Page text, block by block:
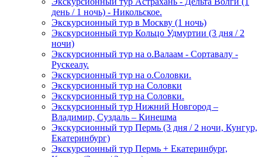
день / 1 ночь) - Никольское.
Экскурсионный тур в Москву (1 ночь)
Экскурсионный тур Кольцо Удмуртии (3 дня / 2
ночи)
Экскурсионный тур на о.Валаам - Сортавалу -
Рускеалу.
Экскурсионный тур на о.Соловки.
Экскурсионный тур на Соловки
Экскурсионный тур на Соловки.
Экскурсионный тур Нижний Новгород –
Владимир, Суздаль – Кинешма
Экскурсионный тур Пермь (3 дня / 2 ночи, Кунгур,
Екатеринбург)
Экскурсионный тур Пермь + Екатеринбург,